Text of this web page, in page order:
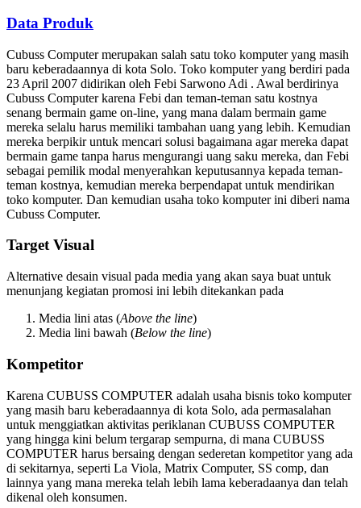
Data Produk
Cubuss Computer merupakan salah satu toko komputer yang masih
baru keberadaannya di kota Solo. Toko komputer yang berdiri pada
23 April 2007 didirikan oleh Febi Sarwono Adi . Awal berdirinya
Cubuss Computer karena Febi dan teman-teman satu kostnya
senang bermain game on-line, yang mana dalam bermain game
mereka selalu harus memiliki tambahan uang yang lebih. Kemudian
mereka berpikir untuk mencari solusi bagaimana agar mereka dapat
bermain game tanpa harus mengurangi uang saku mereka, dan Febi
sebagai pemilik modal menyerahkan keputusannya kepada teman-
teman kostnya, kemudian mereka berpendapat untuk mendirikan
toko komputer. Dan kemudian usaha toko komputer ini diberi nama
Cubuss Computer.
Target Visual
Alternative desain visual pada media yang akan saya buat untuk
menunjang kegiatan promosi ini lebih ditekankan pada
Media lini atas (Above the line)
Media lini bawah (Below the line)
Kompetitor
Karena CUBUSS COMPUTER adalah usaha bisnis toko komputer
yang masih baru keberadaannya di kota Solo, ada permasalahan
untuk menggiatkan aktivitas periklanan CUBUSS COMPUTER
yang hingga kini belum tergarap sempurna, di mana CUBUSS
COMPUTER harus bersaing dengan sederetan kompetitor yang ada
di sekitarnya, seperti La Viola, Matrix Computer, SS comp, dan
lainnya yang mana mereka telah lebih lama keberadaanya dan telah
dikenal oleh konsumen.